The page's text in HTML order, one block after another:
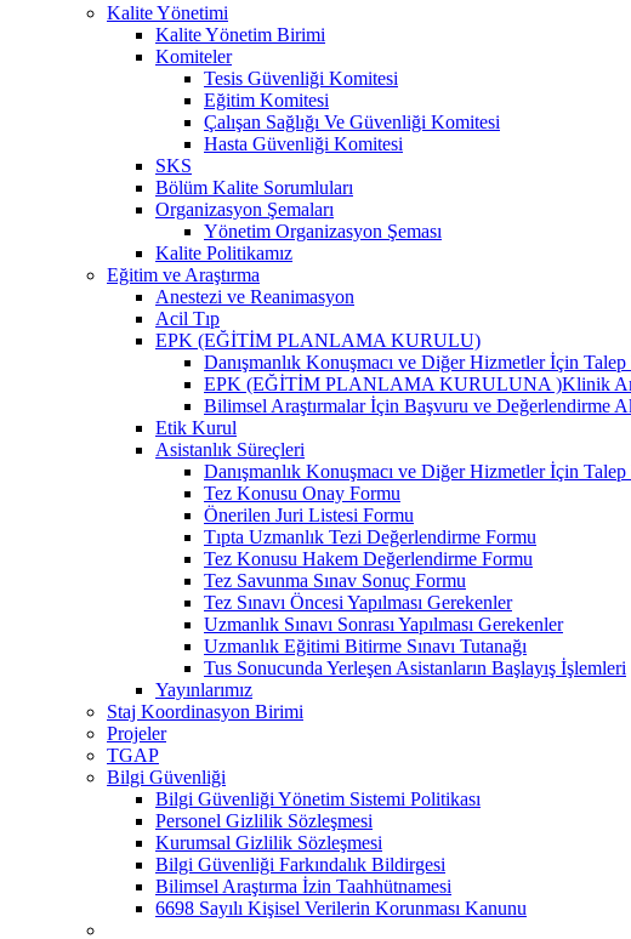
Kalite Yönetimi
Kalite Yönetim Birimi
Komiteler
Tesis Güvenliği Komitesi
Eğitim Komitesi
Çalışan Sağlığı Ve Güvenliği Komitesi
Hasta Güvenliği Komitesi
SKS
Bölüm Kalite Sorumluları
Organizasyon Şemaları
Yönetim Organizasyon Şeması
Kalite Politikamız
Eğitim ve Araştırma
Anestezi ve Reanimasyon
Acil Tıp
EPK (EĞİTİM PLANLAMA KURULU)
Danışmanlık Konuşmacı ve Diğer Hizmetler İçin Talep
EPK (EĞİTİM PLANLAMA KURULUNA )Klinik
Bilimsel Araştırmalar İçin Başvuru ve Değerlendirme
Etik Kurul
Asistanlık Süreçleri
Danışmanlık Konuşmacı ve Diğer Hizmetler İçin Talep
Tez Konusu Onay Formu
Önerilen Juri Listesi Formu
Tıpta Uzmanlık Tezi Değerlendirme Formu
Tez Konusu Hakem Değerlendirme Formu
Tez Savunma Sınav Sonuç Formu
Tez Sınavı Öncesi Yapılması Gerekenler
Uzmanlık Sınavı Sonrası Yapılması Gerekenler
Uzmanlık Eğitimi Bitirme Sınavı Tutanağı
Tus Sonucunda Yerleşen Asistanların Başlayış İşlemleri
Yayınlarımız
Staj Koordinasyon Birimi
Projeler
TGAP
Bilgi Güvenliği
Bilgi Güvenliği Yönetim Sistemi Politikası
Personel Gizlilik Sözleşmesi
Kurumsal Gizlilik Sözleşmesi
Bilgi Güvenliği Farkındalık Bildirgesi
Bilimsel Araştırma İzin Taahhütnamesi
6698 Sayılı Kişisel Verilerin Korunması Kanunu